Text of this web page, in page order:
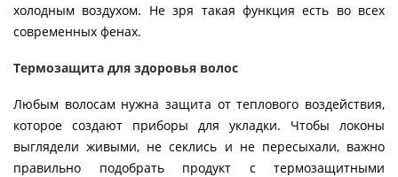
холодным воздухом. Не зря такая функция есть во всех
современных фенах.
Термозащита для здоровья волос
Любым волосам нужна защита от теплового воздействия,
которое создают приборы для укладки. Чтобы локоны
выглядели живыми, не секлись и не пересыхали, важно
правильно подобрать продукт с термозащитными